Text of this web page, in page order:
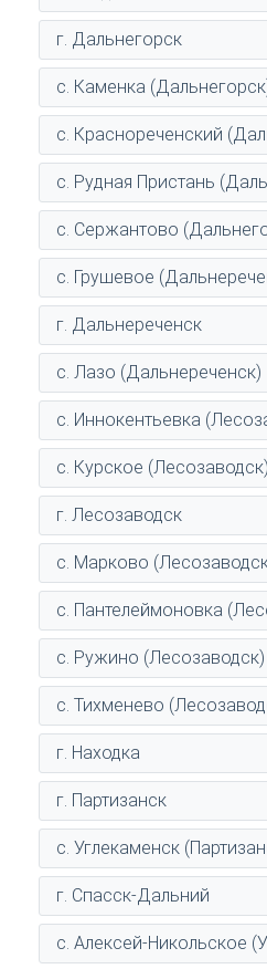
г. Дальнегорск
с. Каменка
с. Краснореченский
с. Рудная Пристань
с. Сержантово
с. Грушевое
г. Дальнереченск
с. Лазо (Дальнереченск)
с. Иннокентьевка
с. Курское (Лесозаводск)
г. Лесозаводск
с. Марково
с. Пантелеймоновка
с. Ружино (Лесозаводск)
с. Тихменево
г. Находка
г. Партизанск
с. Углекаменск
г. Спасск-Дальний
с. Алексей-Никольское